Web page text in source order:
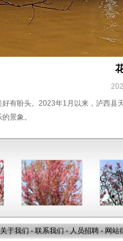
有盼头。2023年1月以来，泸西县
景象。
关于我们 - 联系我们 - 人员招聘 - 网站